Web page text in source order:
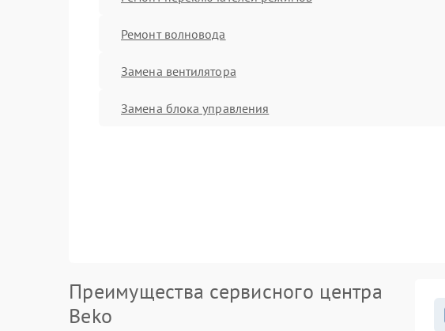
Ремонт волновода
Замена вентилятора
Замена блока управления
Преимущества сервисного центра
Beko